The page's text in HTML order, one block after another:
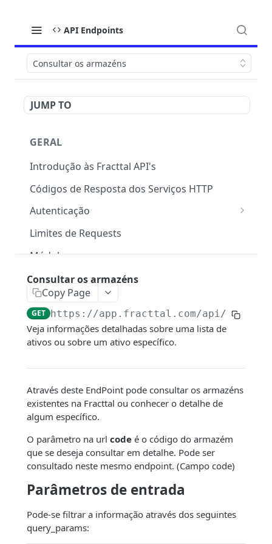
API Endpoints
Consultar os armazéns
JUMP TO
GERAL
Introdução às Fracttal API's
Códigos de Resposta dos Serviços HTTP
Autenticação
OAuth 2.0
Limites de Requests
Módulos
Conexão com o Google Sheet
Filtros dinâmicos
ENDPOINTS
Consultar Centros de Custo
Consultar log de transações
Valor Hora Ordinária GET
Criar Valor Hora Ordinária POST
Criar centros de custo
Criar contas de usuário
Criar um serviço
Consultar um Ativo
Consultar a gestão de documentos de
um ativo
Consultar histórico dos ativos fora de
serviço
Consultar histórico de Localizações dos
Consultar campos personalizados
Recursos humanos
Consulta de recursos humanos
Consultar a gestão de documentos de
recursos humanos
GET
recursos humanos
Criar um recurso humano POST
Criar documento e associá-los a um
Terceiros
Consulta de terceiros
GET
Consulta de gestão de Documentos
GET
Consultar serviços de terceiros
Armazéns
Consultar os armazéns
GET
Consultar detalhes dos movimentos
Consultar ordens de compra GET
Consultar uma peça de reposição de um
Consultar os armazéns
Copy Page
GET https://app.fracttal.com/api/
Veja informações detalhadas sobre uma lista de
ativos ou sobre um ativo específico.
Através deste EndPoint pode consultar os armazéns
existentes na Fracttal ou conhecer o detalhe de
algum específico.
O parâmetro na url code é o código do armazém
que se deseja consultar em detalhe. Pode ser
consultado neste mesmo endpoint. (Campo code)
Parâmetros de entrada
Pode-se filtrar a informação através dos seguintes
query_params: